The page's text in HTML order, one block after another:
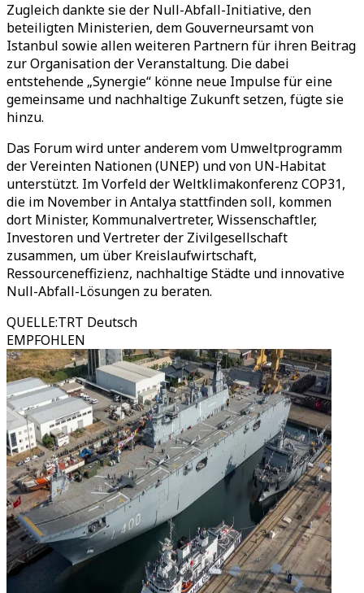
Zugleich dankte sie der Null-Abfall-Initiative, den
beteiligten Ministerien, dem Gouverneursamt von
Istanbul sowie allen weiteren Partnern für ihren Beitrag
zur Organisation der Veranstaltung. Die dabei
entstehende „Synergie“ könne neue Impulse für eine
gemeinsame und nachhaltige Zukunft setzen, fügte sie
hinzu.
Das Forum wird unter anderem vom Umweltprogramm
der Vereinten Nationen (UNEP) und von UN-Habitat
unterstützt. Im Vorfeld der Weltklimakonferenz COP31,
die im November in Antalya stattfinden soll, kommen
dort Minister, Kommunalvertreter, Wissenschaftler,
Investoren und Vertreter der Zivilgesellschaft
zusammen, um über Kreislaufwirtschaft,
Ressourceneffizienz, nachhaltige Städte und innovative
Null-Abfall-Lösungen zu beraten.
QUELLE:TRT Deutsch
EMPFOHLEN